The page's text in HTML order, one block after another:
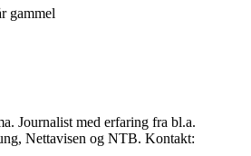
gammel
Journalist med erfaring fra bl.a.
Nettavisen og NTB. Kontakt: